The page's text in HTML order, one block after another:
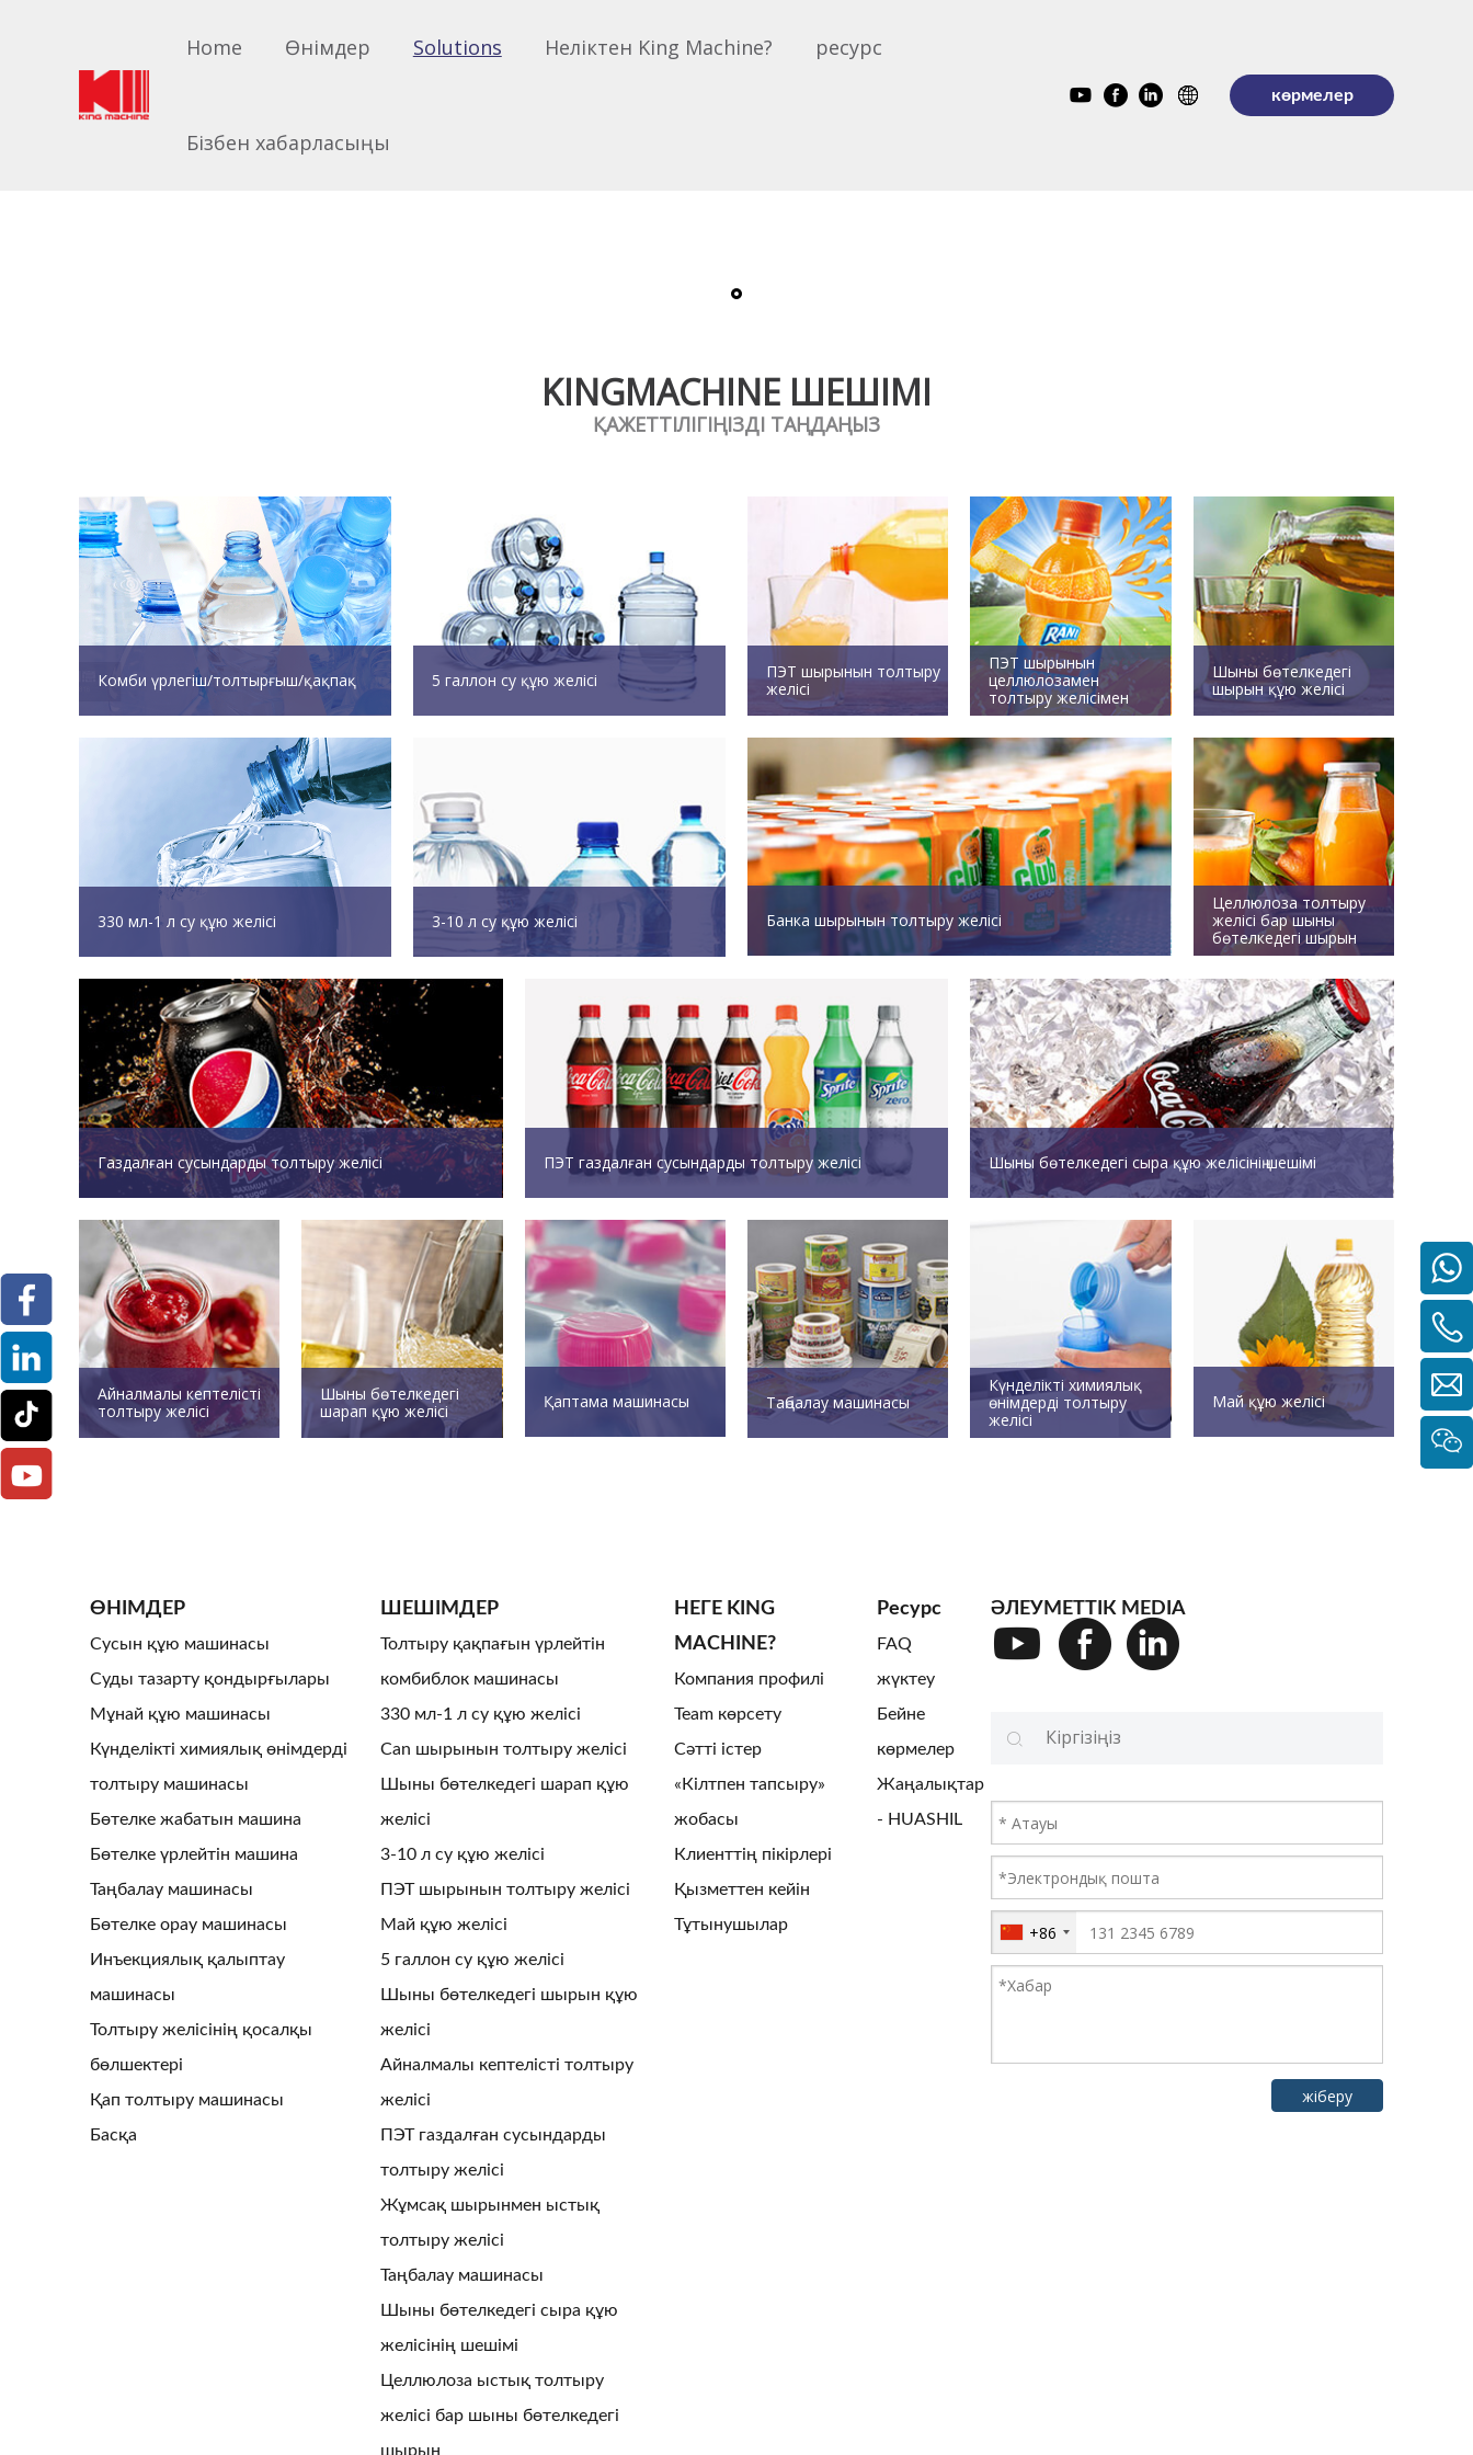
Home Өнімдер Solutions Неліктен King Machine? ресурс
Бізбен хабарласыңы
көрмелер
Сен мындасың:
KINGMACHINE ШЕШІМІ
ҚАЖЕТТІЛІГІҢІЗДІ ТАҢДАҢЫЗ
Комби үрлегіш/толтырғыш/қақпақ
330 мл-1 л су құю желісі
5 галлон су құю желісі
3-10 л су құю желісі
ПЭТ шырынын толтыру
желісі
ПЭТ шырынын
целлюлозамен
толтыру желісімен
Банка шырынын толтыру желісі
Шыны бөтелкедегі
шырын құю желісі
Целлюлоза толтыру
желісі бар шыны
бөтелкедегі шырын
Газдалған сусындарды толтыру желісі ПЭТ газдалған сусындарды толтыру желісі Шыны бөтелкедегі сыра құю желісінің шешімі
Айналмалы кептелісті
толтыру желісі
Шыны бөтелкедегі
шарап құю желісі
Қаптама машинасы Таңбалау машинасы
Күнделікті химиялық
өнімдерді толтыру
желісі
Май құю желісі
ӨНІМДЕР
Сусын құю машинасы
Суды тазарту қондырғылары
Мұнай құю машинасы
Күнделікті химиялық өнімдерді
толтыру машинасы
Бөтелке жабатын машина
Бөтелке үрлейтін машина
Таңбалау машинасы
Бөтелке орау машинасы
Инъекциялық қалыптау
машинасы
Толтыру желісінің қосалқы
бөлшектері
Қап толтыру машинасы
Басқа
ШЕШІМДЕР
Толтыру қақпағын үрлейтін
комбиблок машинасы
330 мл-1 л су құю желісі
Can шырынын толтыру желісі
Шыны бөтелкедегі шарап құю
желісі
3-10 л су құю желісі
ПЭТ шырынын толтыру желісі
Май құю желісі
5 галлон су құю желісі
Шыны бөтелкедегі шырын құю
желісі
Айналмалы кептелісті толтыру
желісі
ПЭТ газдалған сусындарды
толтыру желісі
Жұмсақ шырынмен ыстық
толтыру желісі
Таңбалау машинасы
Шыны бөтелкедегі сыра құю
желісінің шешімі
Целлюлоза ыстық толтыру
желісі бар шыны бөтелкедегі
шырын
НЕГЕ KING
MACHINE?
Компания профилі
Team көрсету
Сәтті істер
«Кілтпен тапсыру»
жобасы
Клиенттің пікірлері
Қызметтен кейін
Тұтынушылар
Ресурс
FAQ
жүктеу
Бейне
көрмелер
Жаңалықтар
- HUASHIL
ӘЛЕУМЕТТІК MEDIA
+86